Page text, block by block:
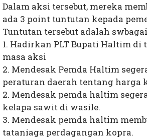
Dalam aksi tersebut, mereka
ada 3 point tuntutan kepada
Tuntutan tersebut adalah
1. Hadirkan PLT Bupati Haltim di
masa aksi
2. Mendesak Pemda Haltim
peraturan daerah tentang harga
2. Mendesak pemda haltim
kelapa sawit di wasile.
3. Mendesak pemda haltim
tataniaga perdagangan kopra.